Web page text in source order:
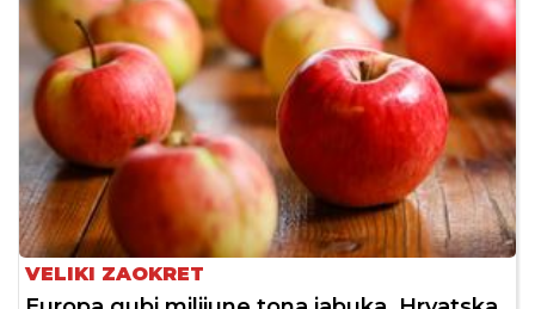
VELIKI ZAOKRET